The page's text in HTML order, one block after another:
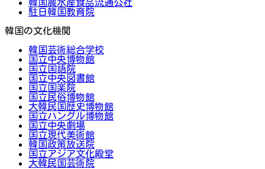
韓国農水産食品流通公社
駐日韓国教育院
韓国の文化機関
韓国芸術総合学校
国立中央博物館
国立国語院
国立中央図書館
国立国楽院
国立民俗博物館
大韓民国歴史博物館
国立ハングル博物館
国立中央劇場
国立現代美術館
韓国政策放送院
国立アジア文化殿堂
大韓民国芸術院